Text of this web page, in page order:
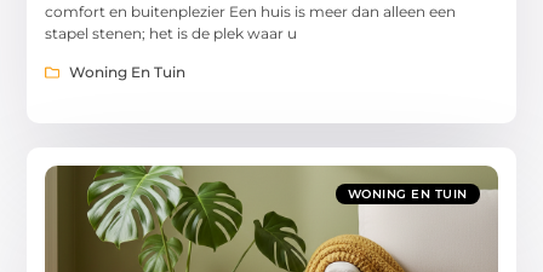
comfort en buitenplezier Een huis is meer dan alleen een
stapel stenen; het is de plek waar u
Woning En Tuin
WONING EN TUIN